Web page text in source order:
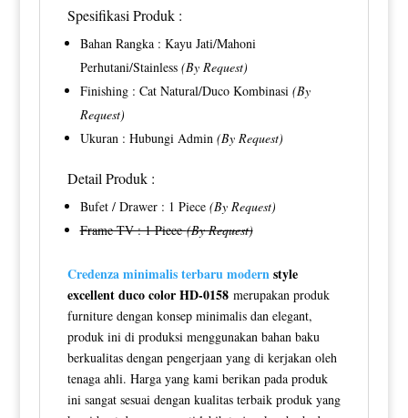
Spesifikasi Produk :
Bahan Rangka : Kayu Jati/Mahoni
Perhutani/Stainless (By Request)
Finishing : Cat Natural/Duco Kombinasi (By
Request)
Ukuran : Hubungi Admin (By Request)
Detail Produk :
Bufet / Drawer : 1 Piece (By Request)
Frame TV : 1 Piece(By Request)
Credenza minimalis terbaru modernstyle
excellent duco color HD-0158merupakan produk
furniture dengan konsep minimalis dan elegant,
produk ini di produksi menggunakan bahan baku
berkualitas dengan pengerjaan yang di kerjakan oleh
tenaga ahli. Harga yang kami berikan pada produk
ini sangat sesuai dengan kualitas terbaik produk yang